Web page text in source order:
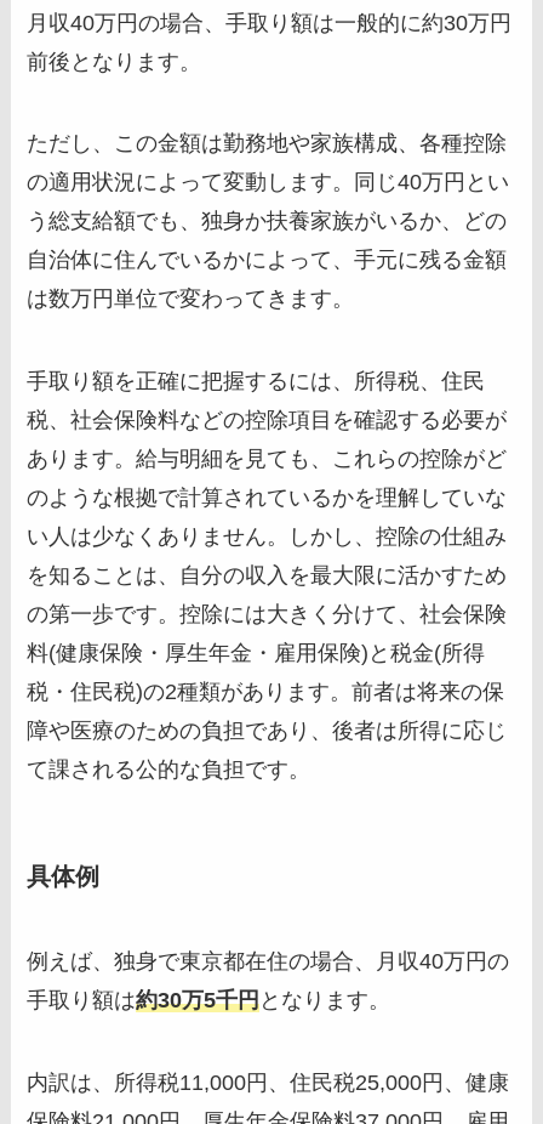
月収40万円の場合、手取り額は一般的に約30万円
前後となります。
ただし、この金額は勤務地や家族構成、各種控除
の適用状況によって変動します。同じ40万円とい
う総支給額でも、独身か扶養家族がいるか、どの
自治体に住んでいるかによって、手元に残る金額
は数万円単位で変わってきます。
手取り額を正確に把握するには、所得税、住民
税、社会保険料などの控除項目を確認する必要が
あります。給与明細を見ても、これらの控除がど
のような根拠で計算されているかを理解していな
い人は少なくありません。しかし、控除の仕組み
を知ることは、自分の収入を最大限に活かすため
の第一歩です。控除には大きく分けて、社会保険
料(健康保険・厚生年金・雇用保険)と税金(所得
税・住民税)の2種類があります。前者は将来の保
障や医療のための負担であり、後者は所得に応じ
て課される公的な負担です。
具体例
例えば、独身で東京都在住の場合、月収40万円の
手取り額は約30万5千円となります。
内訳は、所得税11,000円、住民税25,000円、健康